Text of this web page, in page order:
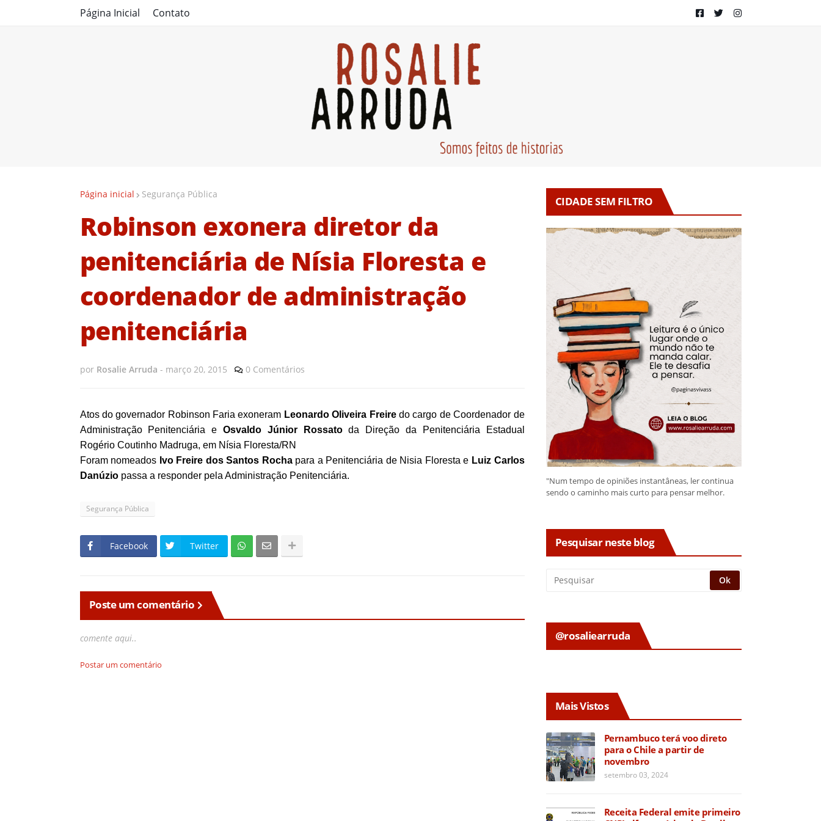
Página Inicial Contato
Página inicial Segurança Pública
Robinson exonera diretor da
penitenciária de Nísia Floresta e
coordenador de administração
penitenciária
por Rosalie Arruda - março 20, 2015 0 Comentários
Atos do governador Robinson Faria exoneram Leonardo Oliveira Freiredo cargo de Coordenador de
Administração Penitenciária e Osvaldo Júnior Rossatoda Direção da Penitenciária Estadual
Rogério Coutinho Madruga, em Nísia Floresta/RN
Foram nomeados Ivo Freire dos Santos Rochapara a Penitenciária de Nisia Floresta e Luiz Carlos
Danúziopassa a responder pela Administração Penitenciária.
Segurança Pública
Facebook Twitter
Poste um comentário
comente aqui..
Postar um comentário
CIDADE SEM FILTRO
"Num tempo de opiniões instantâneas, ler continua
sendo o caminho mais curto para pensar melhor.
Pesquisar neste blog
@rosaliearruda
Mais Vistos
Pernambuco terá voo direto
para o Chile a partir de
novembro
setembro 03, 2024
Receita Federal emite primeiro